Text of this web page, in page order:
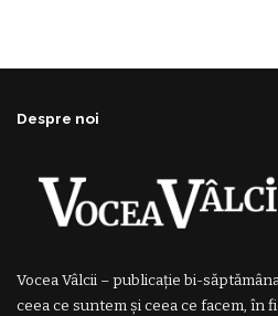
Despre noi
Vocea Vâlcii – publicație bi-
ceea ce suntem și ceea ce facem, în